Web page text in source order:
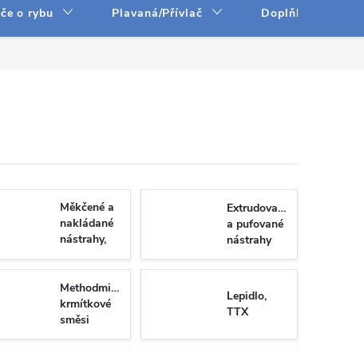
o rybu Plavaná/Přívlač Doplňky a
Měkčené a
nakládané
nástrahy,
pařený
rohlík
Extrudované
a pufované
nástrahy
Methodmixy,
krmítkové
směsi
Lepidlo,
TTX